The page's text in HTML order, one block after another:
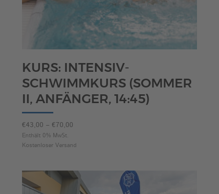
KURS: INTENSIV-
SCHWIMMKURS (SOMMER
II, ANFÄNGER, 14:45)
€43,00 – € 70,00Preisspanne:
bis
Enthält 0% MwSt.
Kostenloser Versand